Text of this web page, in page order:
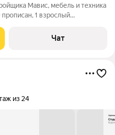
Мавис, мебель и техника
1 взрослый
группа керамогранит,
Чат
из 24